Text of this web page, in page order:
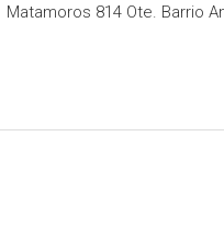
Matamoros 814 Ote. Barrio